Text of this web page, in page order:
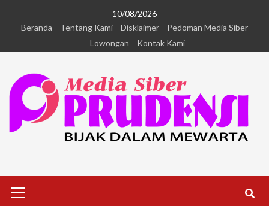
10/08/2026
Beranda
Tentang Kami Disklaimer
Pedoman Media Siber
Lowongan
Kontak Kami